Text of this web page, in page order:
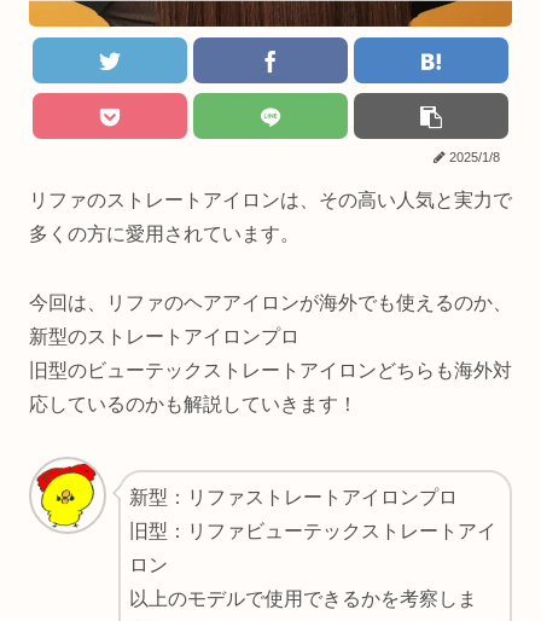
2025/1/8
リファのストレートアイロンは、その高い人気と実力で
多くの方に愛用されています。
今回は、リファのヘアアイロンが海外でも使えるのか、
新型のストレートアイロンプロ
旧型のビューテックストレートアイロンどちらも海外対
応しているのかも解説していきます！
新型：リファストレートアイロンプロ
旧型：リファビューテックストレートアイ
ロン
以上のモデルで使用できるかを考察しま